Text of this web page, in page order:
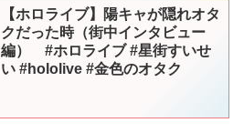
【ホロライブ】陽キャが隠れオタ
クだった時（街中インタビュー
編） #ホロライブ #星街すいせ
い #hololive #金色のオタク